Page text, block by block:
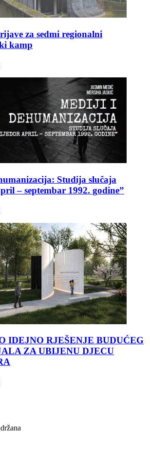
za sedmi regionalni
kamp
Studija slučaja
– septembar 1992. godine”
IDEJNO RJEŠENJE BUDUĆEG
ZA UBIJENU DJECU